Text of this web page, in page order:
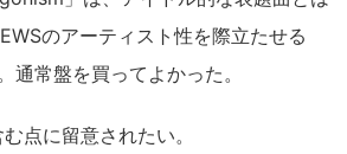
のアーティスト性を際立たせる
常盤を買ってよかった。
点に留意されたい。